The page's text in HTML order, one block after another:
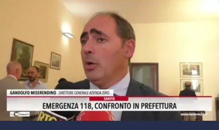
Editoriali
VIDEO
Ambiente